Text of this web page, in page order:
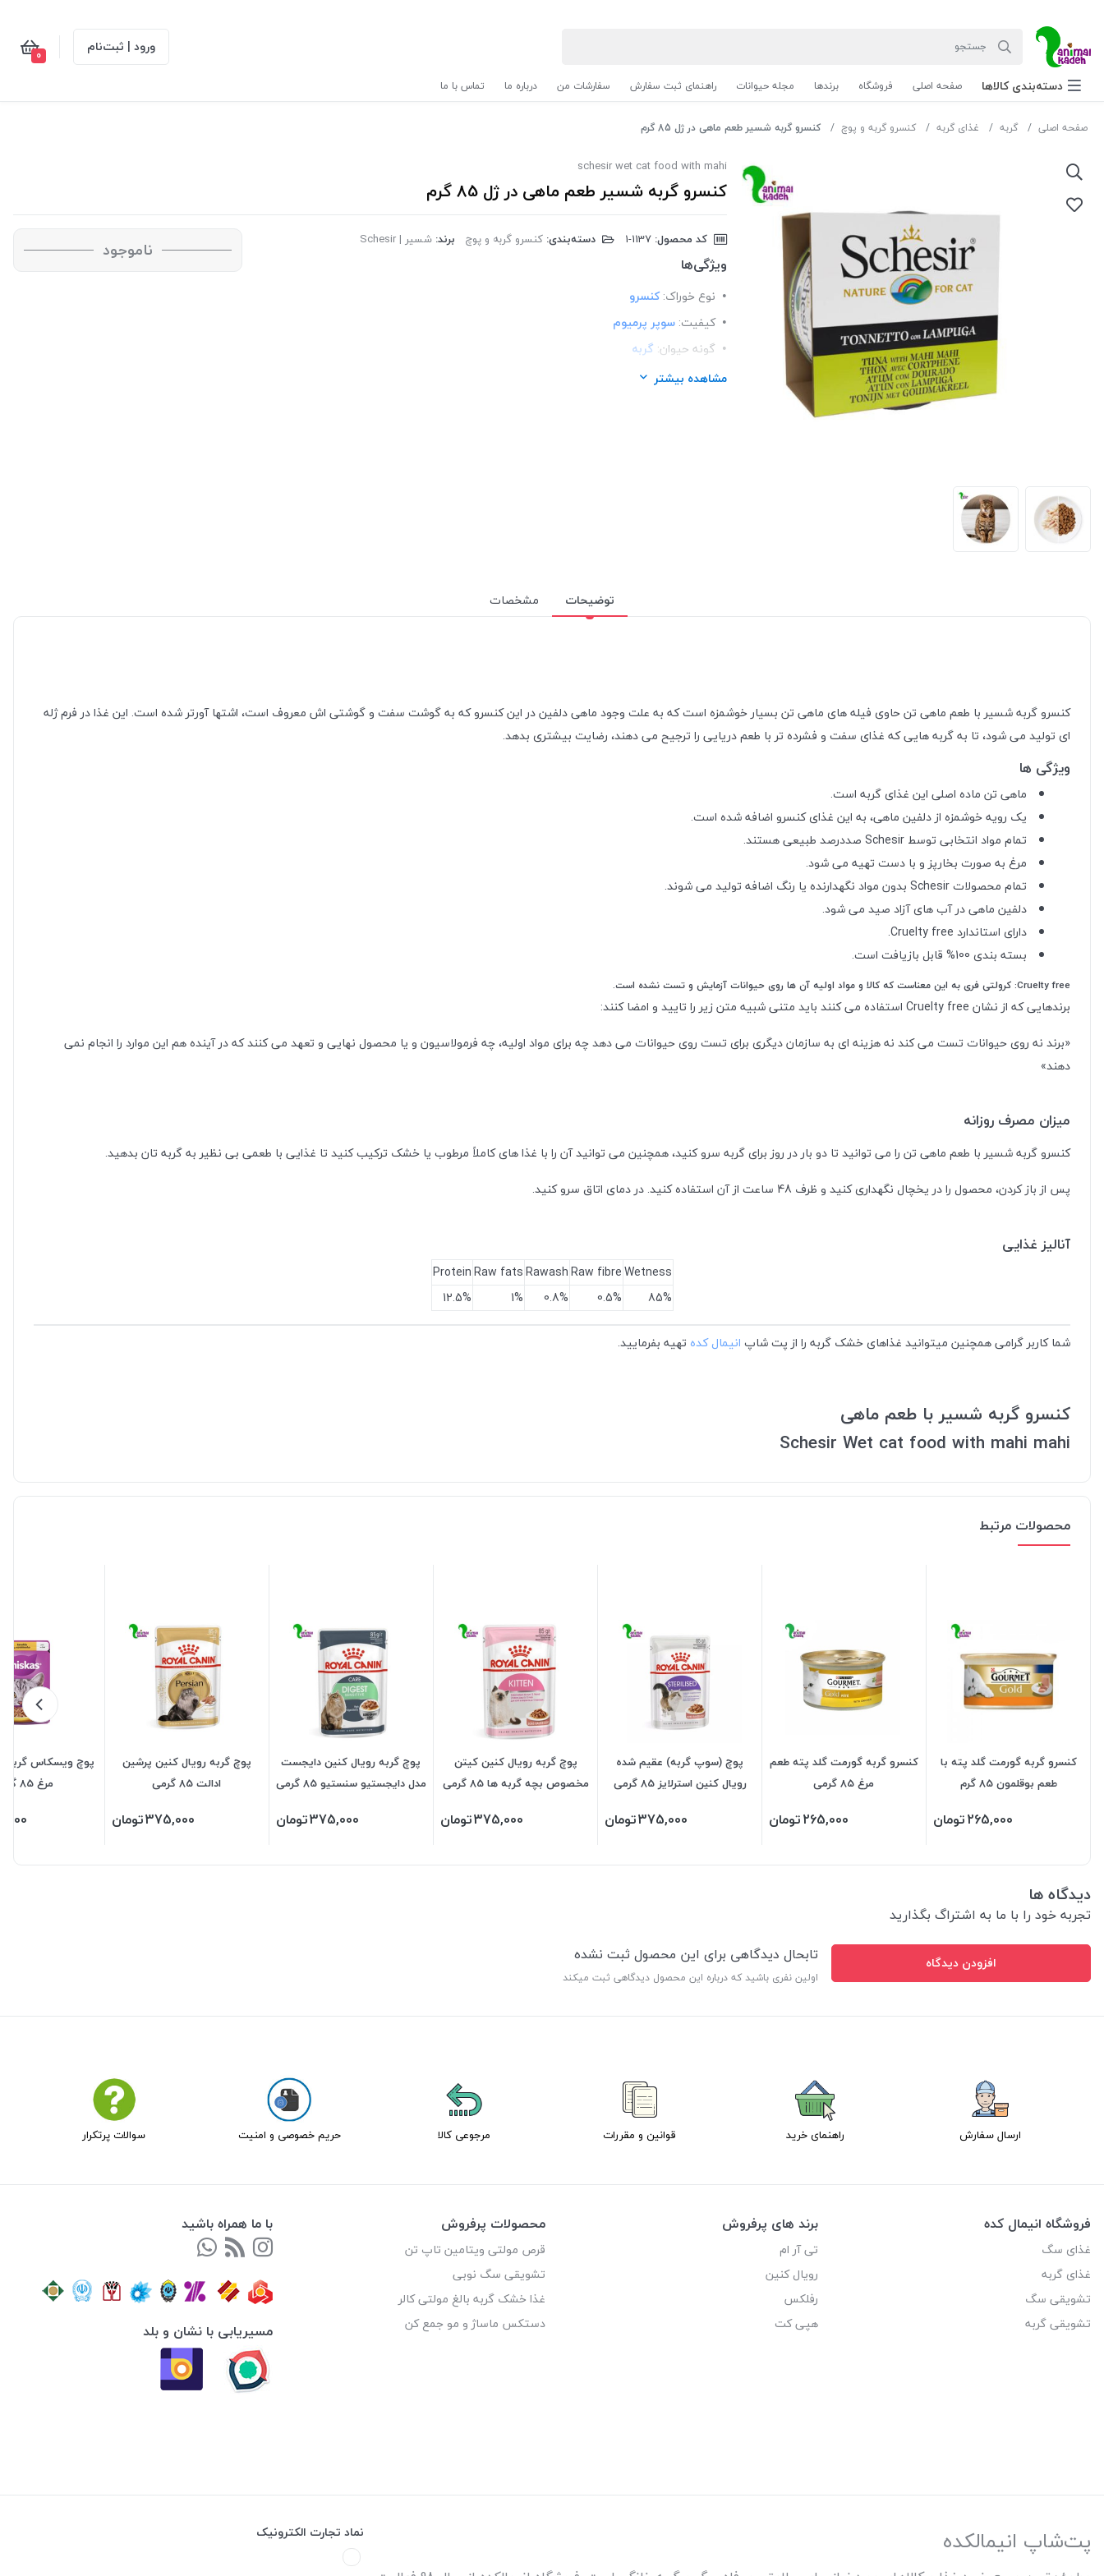
ورود | ثبت‌نام 0
دسته‌بندی‌ کالاها صفحه اصلی فروشگاه برندها مجله حیوانات راهنمای ثبت سفارش سفارشات من درباره ما تماس با ما
صفحه اصلی گربه غذای گربه کنسرو گربه و پوچ کنسرو گربه شسیر طعم ماهی در ژل 85 گرم
schesir wet cat food with mahi
کنسرو گربه شسیر طعم ماهی در ژل 85 گرم
کد محصول: دسته‌بندی: کنسرو گربه و پوچ برند: شسیر | Schesir
ویژگی‌ها
نوع خوراک:کنسرو
کیفیت: سوپر پرمیوم
گونه حیوان: گربه
نژاد:همه ی نژادها
مشاهده بیشتر
ناموجود
توضیحات مشخصات
کنسرو گربه شسیر با طعم ماهی تن حاوی فیله های ماهی تن بسیار خوشمزه است که به علت وجود ماهی دلفین در این کنسرو که به گوشت سفت و گوشتی اش معروف است، اشتها آورتر شده است. این غذا در فرم ژله
ای تولید می شود، تا به گربه هایی که غذای سفت و فشرده تر با طعم دریایی را ترجیح می دهند، رضایت بیشتری بدهد.
ویژگی ها
ماهی تن ماده اصلی این غذای گربه است.
یک رویه خوشمزه از دلفین ماهی، به این غذای کنسرو اضافه شده است.
تمام مواد انتخابی توسط Schesir صددرصد طبیعی هستند.
مرغ به صورت بخارپز و با دست تهیه می شود.
تمام محصولات Schesir بدون مواد نگهدارنده یا رنگ اضافه تولید می شوند.
دلفین ماهی در آب های آزاد صید می شود.
دارای استاندارد Cruelty free.
بسته بندی 100% قابل بازیافت است.
Cruelty free: کرولتی فری به این معناست که کالا و مواد اولیه آن‌ ها روی حیوانات آزمایش و تست نشده است.
برندهایی که از نشان Cruelty free استفاده می کنند باید متنی شبیه متن زیر را تایید و امضا کنند:
«برند نه روی حیوانات تست می‌ کند نه هزینه‌ ای به سازمان دیگری برای تست روی حیوانات می‌ دهد چه برای مواد اولیه، چه فرمولاسیون و یا محصول نهایی و تعهد می‌ کنند که در آینده هم این موارد را انجام نمی‌
دهند»
میزان مصرف روزانه
کنسرو گربه شسیر با طعم ماهی تن را می توانید تا دو بار در روز برای گربه سرو کنید، همچنین می توانید آن را با غذا های کاملاً مرطوب یا خشک ترکیب کنید تا غذایی با طعمی بی‌ نظیر به گربه‌ تان بدهید.
پس از باز کردن، محصول را در یخچال نگهداری کنید و ظرف 48 ساعت از آن استفاده کنید. در دمای اتاق سرو کنید.
آنالیز غذایی
Wetness
Raw fibre
Rawash
Raw fats
Protein
85%
0.5%
0.8%
1%
12.5%
شما کاربر گرامی همچنین میتوانید غذاهای خشک گربه را از پت شاپ انیمال کده تهیه بفرمایید.
کنسرو گربه شسیر با طعم ماهی
Schesir Wet cat food with mahi mahi
محصولات مرتبط
کنسرو گربه گورمت گلد پته با
طعم بوقلمون 85 گرم
265,000تومان
کنسرو گربه گورمت گلد پته طعم
مرغ 85 گرمی
265,000تومان
پوچ (سوپ گربه) عقیم شده
رویال کنین استرلایز 85 گرمی
375,000تومان
پوچ گربه رویال کنین کیتن
مخصوص بچه گربه ها 85 گرمی
375,000تومان
پوچ گربه رویال کنین دایجست
مدل دایجستیو سنستیو 85 گرمی
375,000تومان
پوچ گربه رویال کنین پرشین
ادالت 85 گرمی
375,000تومان
پوچ ویسکاس گربه
مرغ 85 گرمی
دیدگاه ها
تجربه خود را با ما به اشتراگ بگذارید
افزودن دیدگاه تابحال دیدگاهی برای این محصول ثبت نشده
اولین نفری باشید که درباره این محصول دیدگاهی ثبت میکند
ارسال سفارش راهنمای خرید قوانین و مقررات مرجوعی کالا حریم خصوصی و امنیت سوالات پرتکرار
فروشگاه انیمال کده
غذای سگ
غذای گربه
تشویقی سگ
تشویقی گربه
برند های پرفروش
تی آر ام
رویال کنین
رفلکس
هپی کت
محصولات پرفروش
قرص مولتی ویتامین تاپ تن
تشویقی سگ نوبی
غذا خشک گربه بالغ مولتی کالر
دستکس ماساژ و مو جمع کن
با ما همراه باشید
مسیریابی با نشان و بلد
پت‌شاپ انیمالکده نماد تجارت الکترونیک